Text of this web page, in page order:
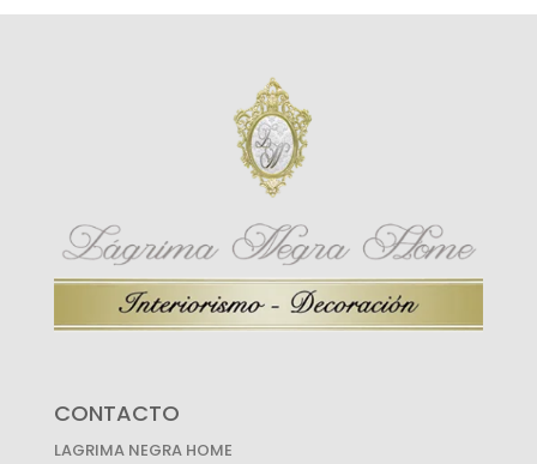
CONTACTO
LAGRIMA NEGRA HOME